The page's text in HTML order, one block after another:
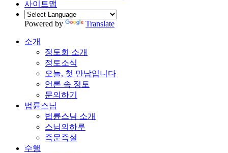
사이트맵
Powered by Translate
소개
정토회 소개
정토소식
오늘, 첫 만남입니다
언론 속 정토
문의하기
법륜스님
법륜스님 소개
스님의하루
즉문즉설
수행